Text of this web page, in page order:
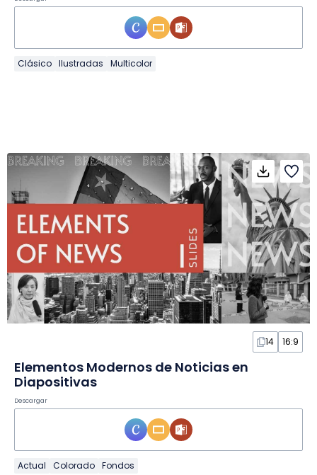
Clásico Ilustradas Multicolor
14 16:9
Elementos Modernos de Noticias en
Diapositivas
Descargar
Actual Colorado Fondos